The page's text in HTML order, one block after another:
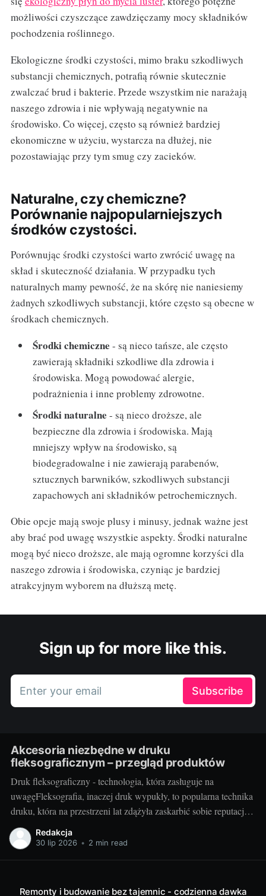
możliwości czyszczące zawdzięczamy mocy składników
pochodzenia roślinnego.
Ekologiczne środki czystości, mimo braku szkodliwych
substancji chemicznych, potrafią równie skutecznie
zwalczać brud i bakterie. Przede wszystkim nie narażają
naszego zdrowia i nie wpływają negatywnie na
środowisko. Co więcej, często są również bardziej
ekonomiczne w użyciu, wystarcza na dłużej, nie
pozostawiając przy tym smug czy zacieków.
Naturalne, czy chemiczne?
Porównanie najpopularniejszych
środków czystości.
Porównując środki czystości warto zwrócić uwagę na
skład i skuteczność działania. W przypadku tych
naturalnych mamy pewność, że na skórę nie naniesiemy
żadnych szkodliwych substancji, które często są obecne w
środkach chemicznych.
Środki chemiczne - są nieco tańsze, ale często
zawierają składniki szkodliwe dla zdrowia i
środowiska. Mogą powodować alergie,
podrażnienia i inne problemy zdrowotne.
Środki naturalne - są nieco droższe, ale
bezpieczne dla zdrowia i środowiska. Mają
mniejszy wpływ na środowisko, są
biodegradowalne i nie zawierają parabenów,
sztucznych barwników, szkodliwych substancji
zapachowych ani składników petrochemicznych.
Obie opcje mają swoje plusy i minusy, jednak ważne jest
aby brać pod uwagę wszystkie aspekty. Środki naturalne
mogą być nieco droższe, ale mają ogromne korzyści dla
naszego zdrowia i środowiska, czyniąc je bardziej
atrakcyjnym wyborem na dłuższą metę.
Sign up for more like this.
Enter your email Subscribe
Akcesoria niezbędne w druku
fleksograficznym – przegląd produktów
Druk fleksograficzny - technologia, która zasługuje na
uwagęFleksografia, inaczej druk wypukły, to popularna technika
druku, która na przestrzeni lat zdążyła zaskarbić sobie reputację
niezawodności i efektywności. Z jej pomocą wykonywane są
etykiety, opakowania, a także różnego rodzaju nadruki. Jako
Redakcja
30 lip 2026 • 2 min read
Remonty i budowanie bez tajemnic - codzienna dawka